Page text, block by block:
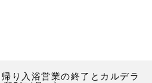
り入浴営業の終了とカルデラ